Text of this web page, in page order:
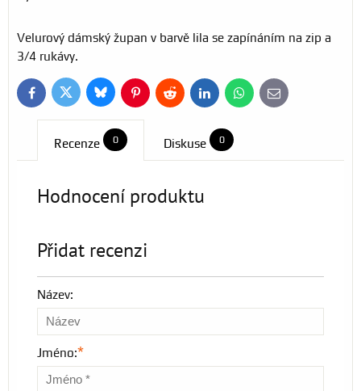
Velurový dámský župan v barvě lila se zapínáním na zip a
3/4 rukávy.
FacebookTwitterBlueskyPinterestReddit LinkedInWhatsApp
E-
mail
Recenze 0 Diskuse 0
Hodnocení produktu
Přidat recenzi
Název:
Jméno:*